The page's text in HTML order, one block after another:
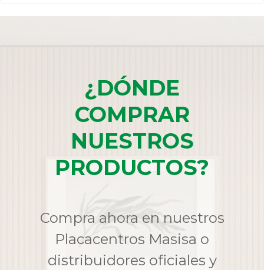
¿DÓNDE
COMPRAR
NUESTROS
PRODUCTOS?
Compra ahora en nuestros
Placacentros Masisa o
distribuidores oficiales y